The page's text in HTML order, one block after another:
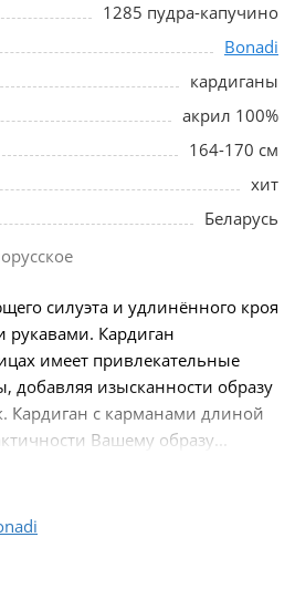
1285 пудра-капучино
Bonadi
кардиганы
акрил 100%
164-170 см
хит
Беларусь
силуэта и удлинённого кроя
Кардиган
имеет привлекательные
добавляя изысканности образу
Кардиган с карманами длиной
Вашему образу...